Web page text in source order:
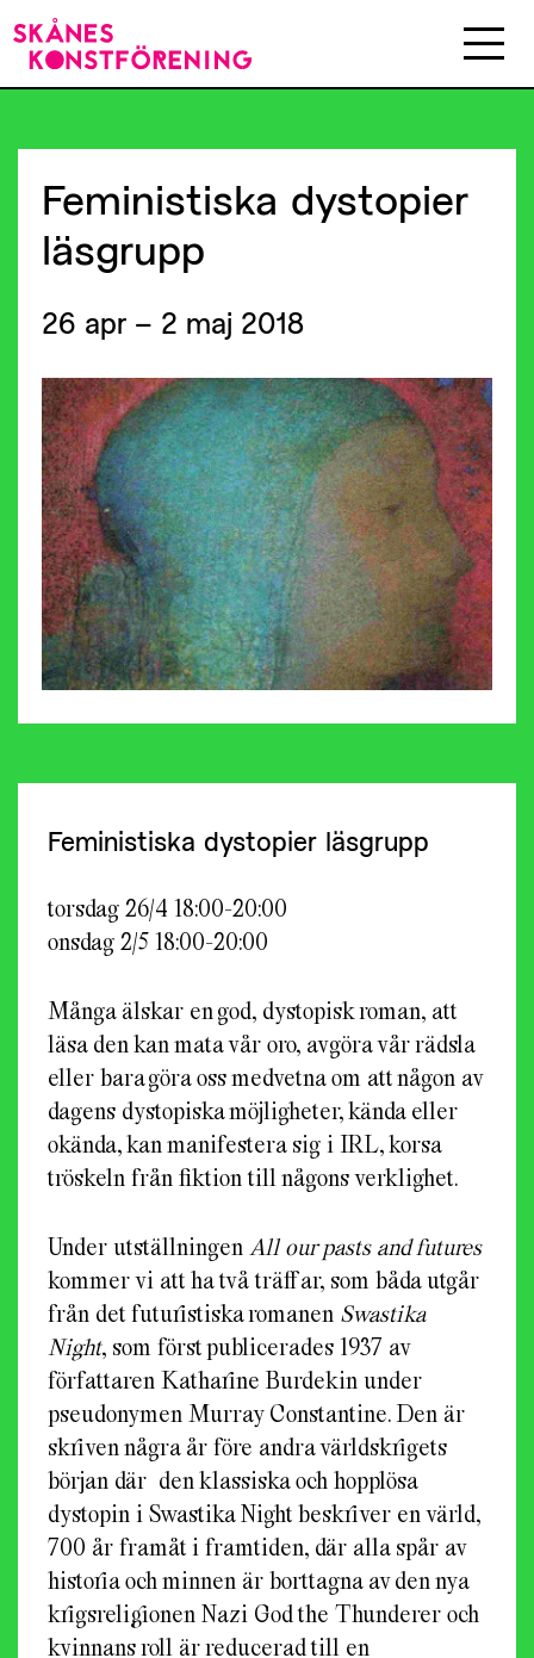
Feministiska dystopier
läsgrupp
26 apr – 2 maj 2018
Feministiska dystopier läsgrupp
torsdag 26/4 18:00-20:00
onsdag 2/5 18:00-20:00
Många älskar en god, dystopisk roman, att
läsa den kan mata vår oro, avgöra vår rädsla
eller bara göra oss medvetna om att någon av
dagens dystopiska möjligheter, kända eller
okända, kan manifestera sig i IRL, korsa
tröskeln från fiktion till någons verklighet.
Under utställningen All our pasts and futures
kommer vi att ha två träffar, som båda utgår
från det futuristiska romanen Swastika
Night, som först publicerades 1937 av
författaren Katharine Burdekin under
pseudonymen Murray Constantine. Den är
skriven några år före andra världskrigets
början där den klassiska och hopplösa
dystopin i Swastika Night beskriver en värld,
700 år framåt i framtiden, där alla spår av
historia och minnen är borttagna av den nya
krigsreligionen Nazi God the Thunderer och
kvinnans roll är reducerad till en